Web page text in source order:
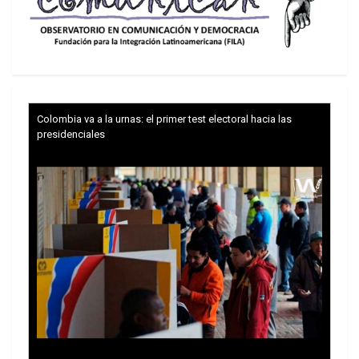
redes sociales) se suman pronósticos que
anuncian crecimiento de la pobreza y la protesta
social, e incremento de “los flujos migratorios”
Llama la atención en el exterior que las protestas
ciudadanas cobren protagonismo en medio de un
(por ahora frustrado) proceso de reconstrucción
de las fuerzas antichavistas, fracasada la
confrontación abierta que comenzó con las
Colombia va a la urnas: el primer test electoral hacia las
presidenciales